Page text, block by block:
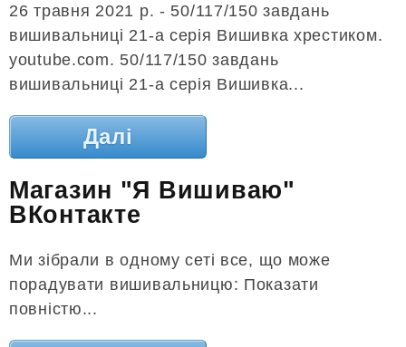
26 травня 2021 р. - 50/117/150 завдань
вишивальниці 21-а серія Вишивка хрестиком.
youtube.com. 50/117/150 завдань
вишивальниці 21-а серія Вишивка...
Далі
Магазин "Я Вишиваю"
ВКонтакте
Ми зібрали в одному сеті все, що може
порадувати вишивальницю: Показати
повністю...